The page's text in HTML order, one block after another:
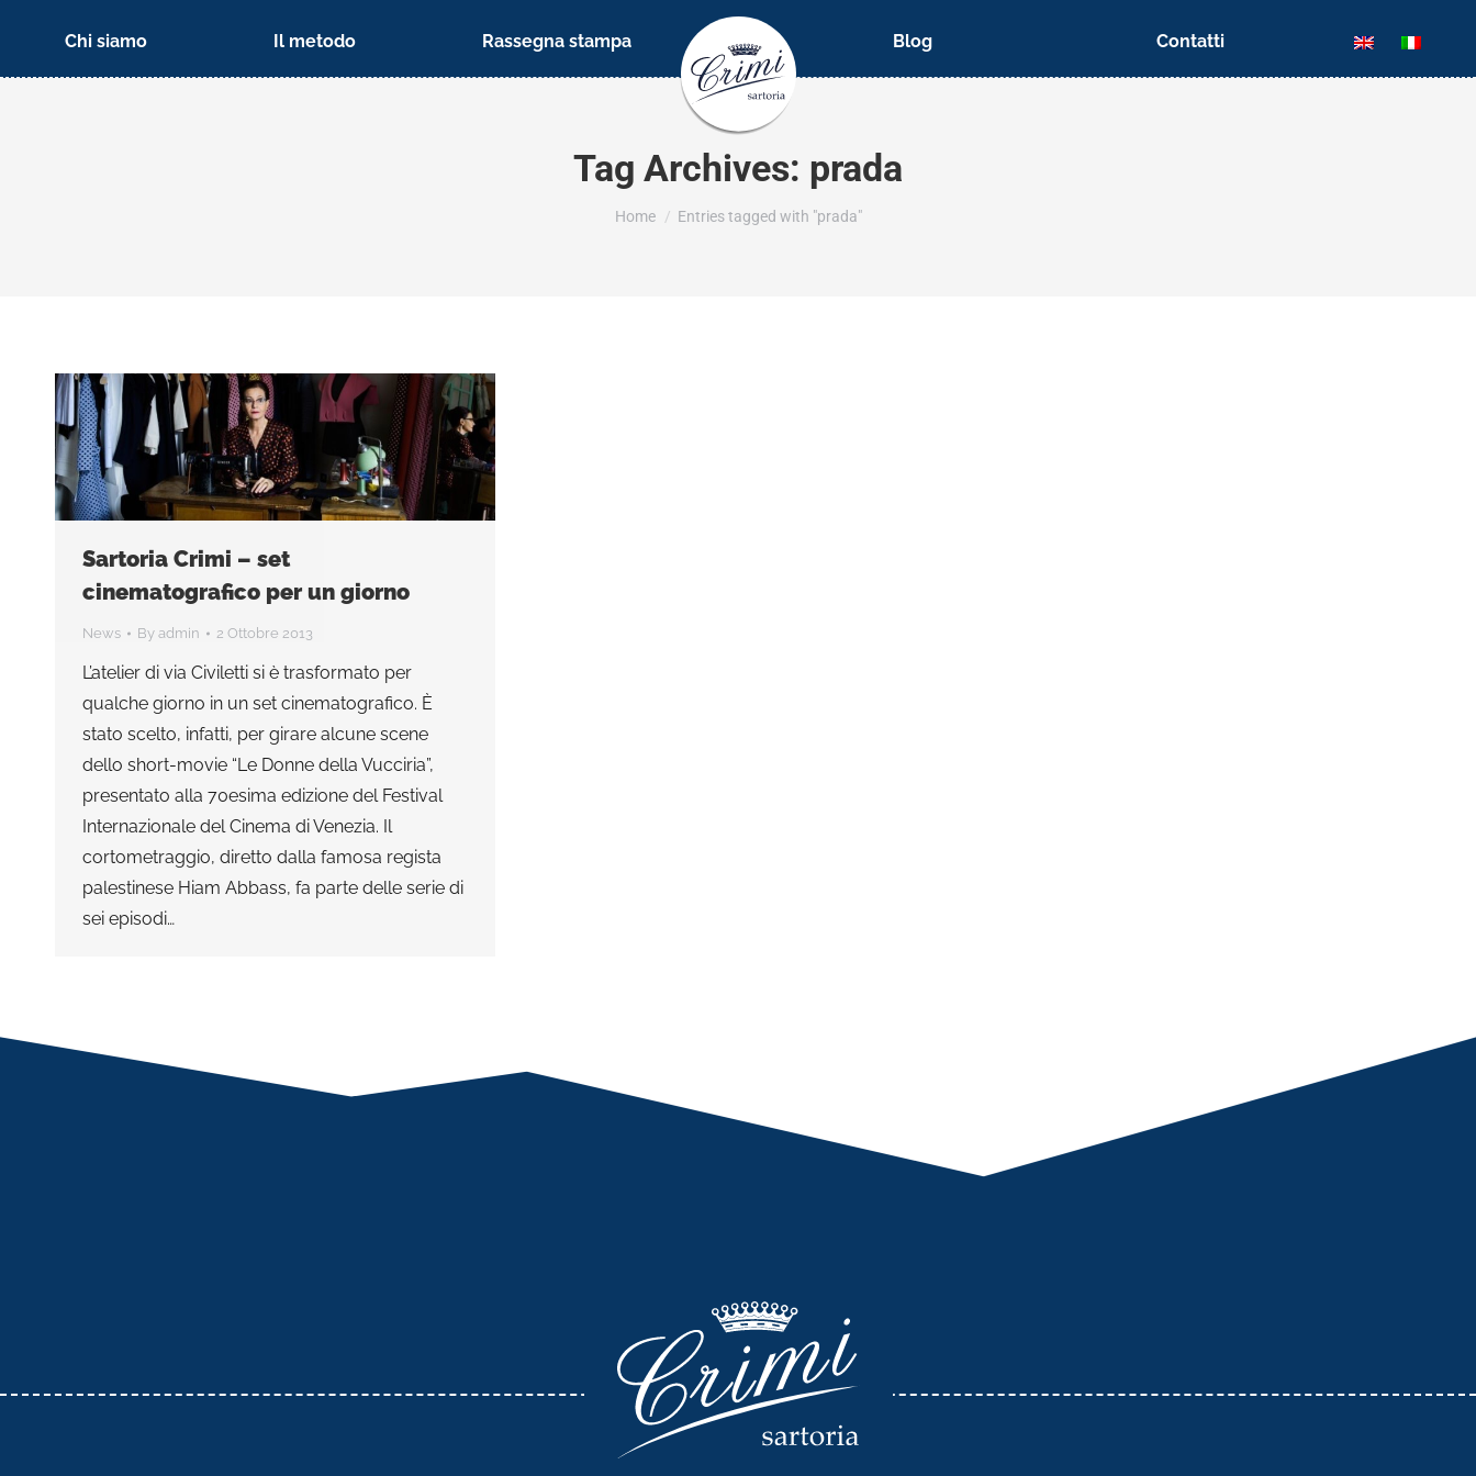
Chi siamo Il metodo Rassegna stampa Blog Contatti
Tag Archives: prada
You are here:
Home Entries tagged with "prada"
Sartoria Crimi – set
cinematografico per un giorno
News By admin 2 Ottobre 2013
L’atelier di via Civiletti si è trasformato per
qualche giorno in un set cinematografico. È
stato scelto, infatti, per girare alcune scene
dello short-movie “Le Donne della Vucciria”,
presentato alla 70esima edizione del Festival
Internazionale del Cinema di Venezia. Il
cortometraggio, diretto dalla famosa regista
palestinese Hiam Abbass, fa parte delle serie di
sei episodi…